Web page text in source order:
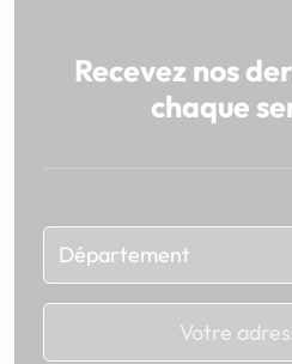
Recevez nos
chaque
Chargement...